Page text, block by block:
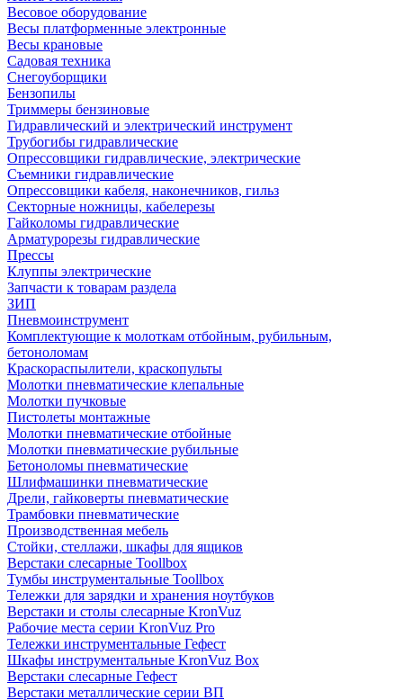
Весовое оборудование
Весы платформенные электронные
Весы крановые
Садовая техника
Снегоуборщики
Бензопилы
Триммеры бензиновые
Гидравлический и электрический инструмент
Трубогибы гидравлические
Опрессовщики гидравлические, электрические
Съемники гидравлические
Опрессовщики кабеля, наконечников, гильз
Секторные ножницы, кабелерезы
Гайколомы гидравлические
Арматурорезы гидравлические
Прессы
Клуппы электрические
Запчасти к товарам раздела
ЗИП
Пневмоинструмент
Комплектующие к молоткам отбойным, рубильным,
бетоноломам
Краскораспылители, краскопульты
Молотки пневматические клепальные
Молотки пучковые
Пистолеты монтажные
Молотки пневматические отбойные
Молотки пневматические рубильные
Бетоноломы пневматические
Шлифмашинки пневматические
Дрели, гайковерты пневматические
Трамбовки пневматические
Производственная мебель
Стойки, стеллажи, шкафы для ящиков
Верстаки слесарные Toollbox
Тумбы инструментальные Toollbox
Тележки для зарядки и хранения ноутбуков
Верстаки и столы слесарные KronVuz
Рабочие места серии KronVuz Pro
Тележки инструментальные Гефест
Шкафы инструментальные KronVuz Box
Верстаки слесарные Гефест
Верстаки металлические серии ВП